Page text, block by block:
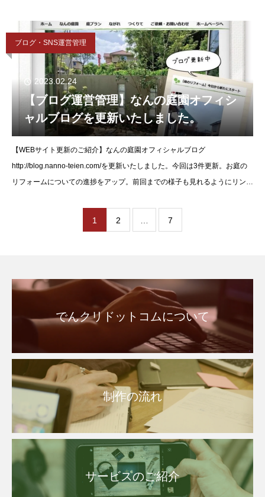
ブログ・SNS運営管理
2023.02.24
【ブログ運営管理】なんの庭園オフィシ
ャルブログを更新いたしました。
【WEBサイト更新のご紹介】なんの庭園オフィシャルブログ
http://blog.nanno-teien.com/を更新いたしました。今回は3件更新。お庭の
リフォームについての進捗をアップ。前回までの様子も見れるようにリンク
1 2 7
でんクリドットコムについて
制作の流れ
サービスのご紹介